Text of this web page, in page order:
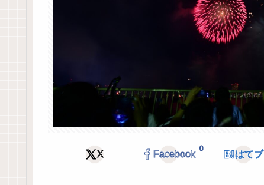
X Facebook
0
はてブ